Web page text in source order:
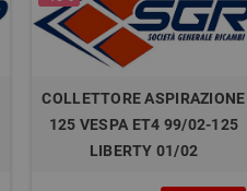
COLLETTORE ASPIRAZIONE
125 VESPA ET4 99/02-125
LIBERTY 01/02